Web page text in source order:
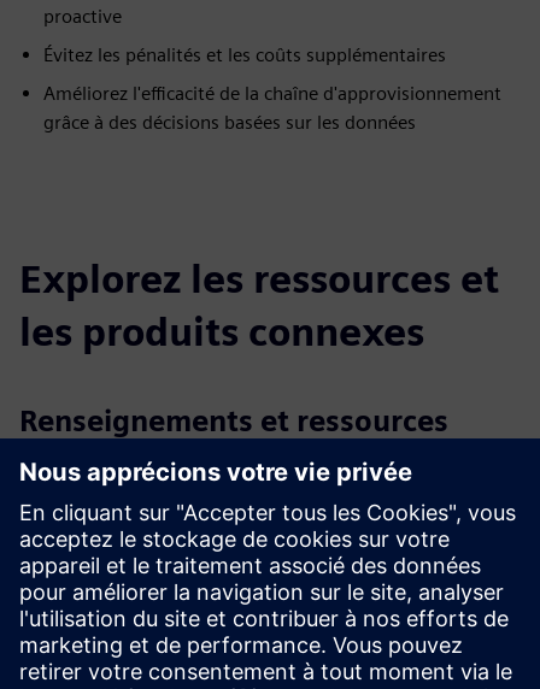
proactive
Évitez les pénalités et les coûts supplémentaires
Améliorez l'efficacité de la chaîne d'approvisionnement
grâce à des décisions basées sur les données
Explorez les ressources et
les produits connexes
Renseignements et ressources
supplémentaires
Plus d'information
Conditions préalables
Numéro de conteneur
Numéro de réservation ou de connaissement
Les deux